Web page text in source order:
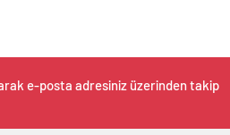
e-posta adresiniz üzerinden takip